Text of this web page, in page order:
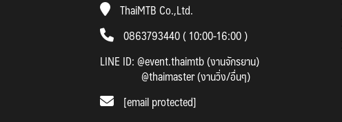
ThaiMTB Co.,Ltd.
0863793440 ( 10:00-16:00 )
LINE ID:@event.thaimtb (งานจักรยาน)
@thaimaster (งานวิ่ง/อื่นๆ)
[email protected]